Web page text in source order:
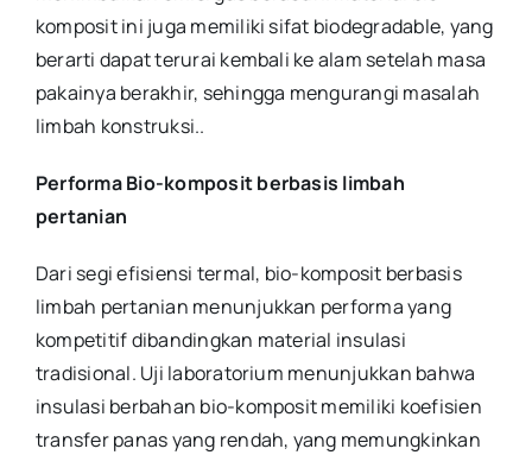
komposit ini juga memiliki sifat biodegradable, yang
berarti dapat terurai kembali ke alam setelah masa
pakainya berakhir, sehingga mengurangi masalah
limbah konstruksi..
Performa Bio-komposit berbasis limbah
pertanian
Dari segi efisiensi termal, bio-komposit berbasis
limbah pertanian menunjukkan performa yang
kompetitif dibandingkan material insulasi
tradisional. Uji laboratorium menunjukkan bahwa
insulasi berbahan bio-komposit memiliki koefisien
transfer panas yang rendah, yang memungkinkan